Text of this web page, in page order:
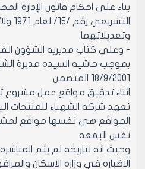
بناء على احكام قانون الإدارة
وتعديلاتهما.
- وعلى كتاب مديريه الشؤون
بموجب حاشيه السيده مديرة
18/9/2001 المتضمن
اثناء تدقيق مواقع عمل مشروع
تعهد شركه الشهباء للمنتجات
المواقع هي نفسها مواقع
نفس البقعه
وحيث انه لتاريخه لم يتم
الاضباره في وزاره الاسكان